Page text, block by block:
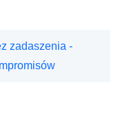
zadaszenia -